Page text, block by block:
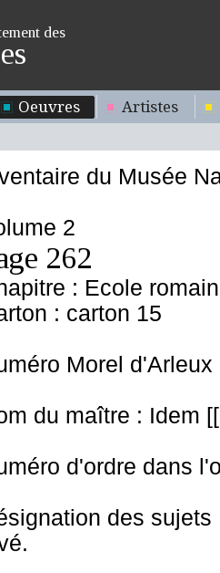
des
Oeuvres Artistes
du Musée
2
262
: Ecole
: carton 15
Morel d'Arleux
du maître : Idem
d'ordre dans
des